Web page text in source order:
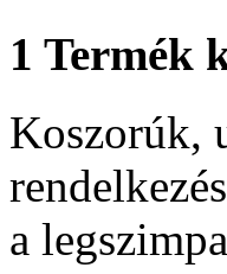
1 Termék
Koszorúk,
a